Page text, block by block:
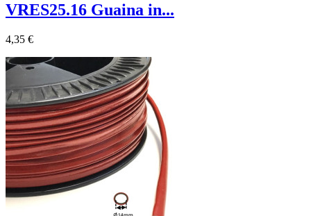
VRES25.16 Guaina in...
4,35 €